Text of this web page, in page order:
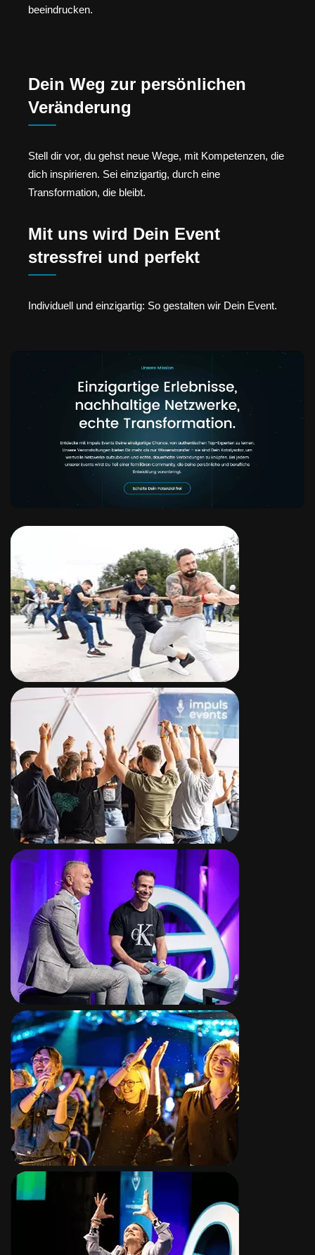
beeindrucken.
Dein Weg zur persönlichen
Veränderung
Stell dir vor, du gehst neue Wege, mit Kompetenzen, die
dich inspirieren. Sei einzigartig, durch eine
Transformation, die bleibt.
Mit uns wird Dein Event
stressfrei und perfekt
Individuell und einzigartig: So gestalten wir Dein Event.